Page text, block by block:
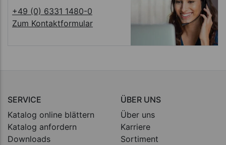
+49 (0) 6331 1480-0
Zum Kontaktformular
SERVICE
Katalog online blättern
Katalog anfordern
Downloads
ÜBER UNS
Über uns
Karriere
Sortiment